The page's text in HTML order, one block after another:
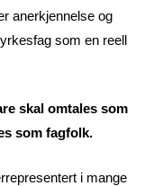
anerkjennelse og
som en reell
skal omtales som
som fagfolk.
i mange